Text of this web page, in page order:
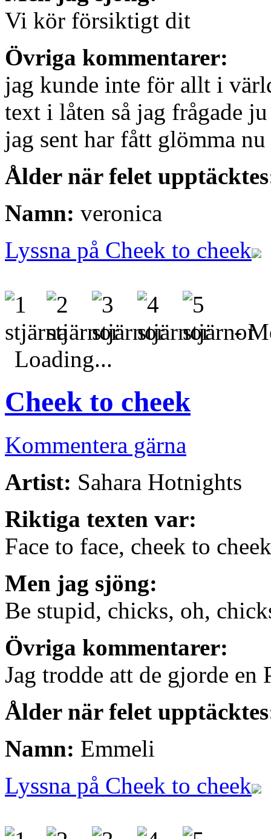
Vi kör försiktigt dit
Övriga kommentarer:
jag kunde inte för allt i
text i låten så jag frågade
jag sent har fått glömma nu
Ålder när felet
Namn: veronica
Lyssna på Cheek to cheek
-
Loading...
Cheek to cheek
Kommentera gärna
Artist: Sahara Hotnights
Riktiga texten var:
Face to face, cheek to cheek
Men jag sjöng:
Be stupid, chicks, oh,
Övriga kommentarer:
Jag trodde att de gjorde
Ålder när felet
Namn: Emmeli
Lyssna på Cheek to cheek